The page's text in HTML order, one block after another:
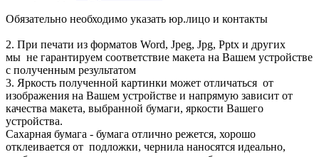
Обязательно необходимо указать юр.лицо и контакты
2. При печати из форматов Word, Jpeg, Jpg, Pptx и других
мы не гарантируем соответствие макета на Вашем устройстве
с полученным результатом
3. Яркость полученной картинки может отличаться от
изображения на Вашем устройстве и напрямую зависит от
качества макета, выбранной бумаги, яркости Вашего
устройства.
Сахарная бумага - бумага отлично режется, хорошо
отклеивается от подложки, чернила наносятся идеально,